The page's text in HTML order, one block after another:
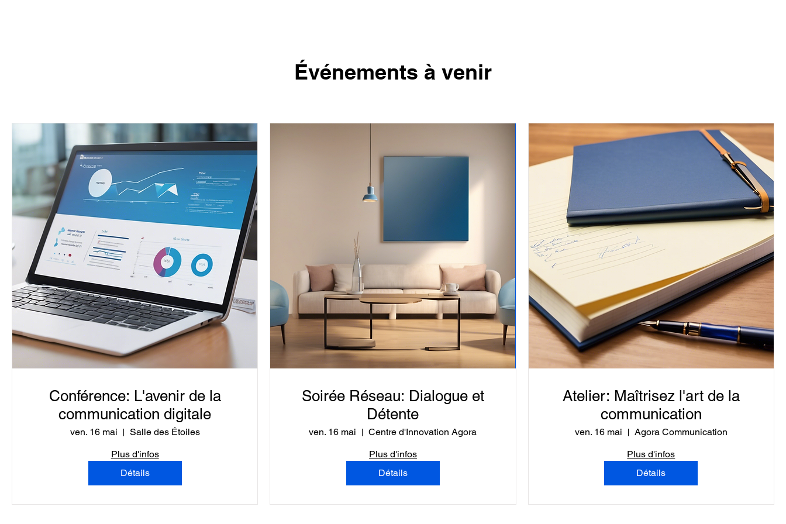
Événements à venir
Conférence: L'avenir de la
communication digitale
ven. 16 mai
Salle des Étoiles
Plus d'infos
Détails
Soirée Réseau: Dialogue et
Détente
ven. 16 mai
Centre d'Innovation Agora
Plus d'infos
Détails
Atelier: Maîtrisez l'art de la
communication
ven. 16 mai
Agora Communication
Plus d'infos
Détails